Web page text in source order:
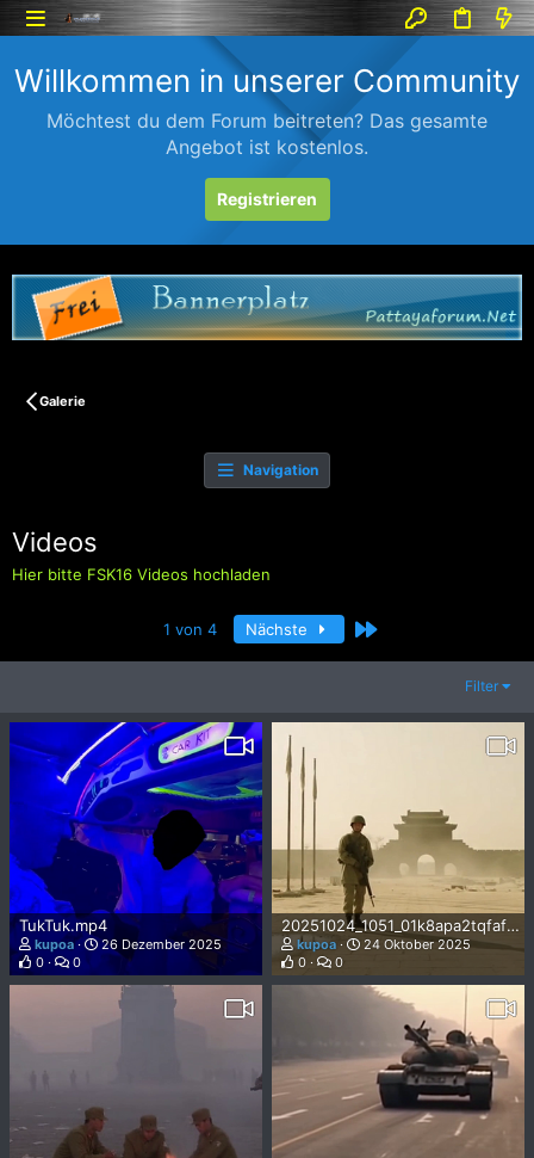
Willkommen in unserer Community
Möchtest du dem Forum beitreten? Das gesamte
Angebot ist kostenlos.
Registrieren
Galerie
Navigation
Videos
Hier bitte FSK16 Videos hochladen
1 von 4 Nächste Letzte
Filter
TukTuk.mp4
kupoa
26 Dezember 2025
0
0
20251024_1051_01k8apa2tqfafremysgfvcgwxe.mp4
kupoa
24 Oktober 2025
0
0